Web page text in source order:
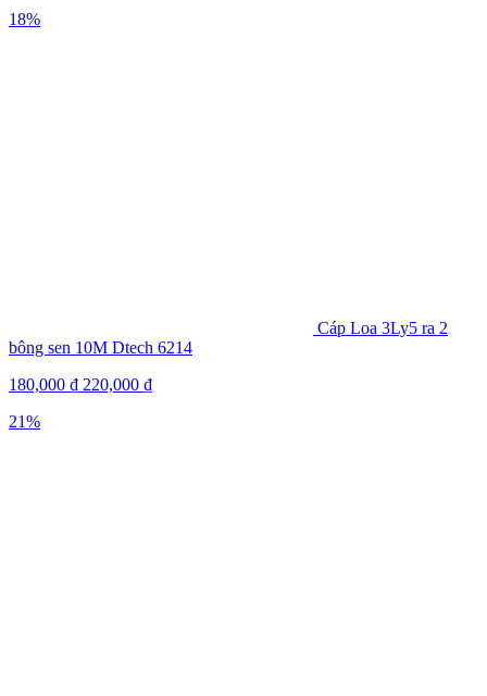
18%
Cáp Loa 3Ly5 ra 2
bông sen 10M Dtech 6214
180,000 ₫ 220,000 ₫
21%